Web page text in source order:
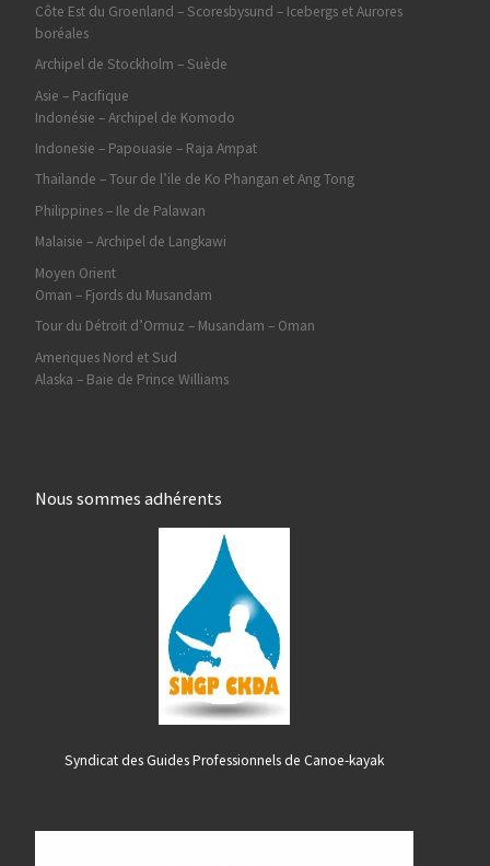
Côte Est du Groenland – Scoresbysund – Icebergs et Aurores
boréales
Archipel de Stockholm – Suède
Asie – Pacifique
Indonésie – Archipel de Komodo
Indonesie – Papouasie – Raja Ampat
Thaïlande – Tour de l’ile de Ko Phangan et Ang Tong
Philippines – Ile de Palawan
Malaisie – Archipel de Langkawi
Moyen Orient
Oman – Fjords du Musandam
Tour du Détroit d’Ormuz – Musandam – Oman
Ameriques Nord et Sud
Alaska – Baie de Prince Williams
Nous sommes adhérents
Syndicat des Guides Professionnels de Canoe-kayak